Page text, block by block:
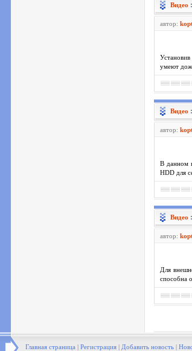
Видео
автор:
умеют
Видео
автор:
В данном
HDD для
Видео
автор:
Для
способна
Главная страница | Регистрация | Добавить новость |